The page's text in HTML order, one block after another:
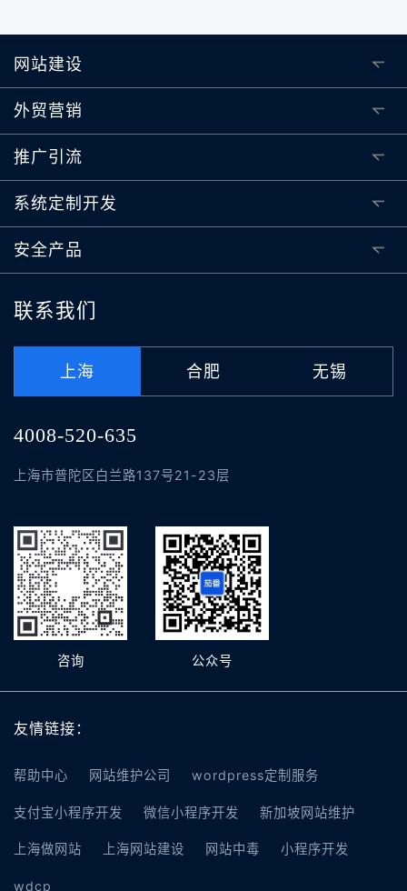
网站建设
外贸营销
推广引流
系统定制开发
安全产品
联系我们
上海 合肥 无锡
4008-520-635
上海市普陀区白兰路137号21-23层
咨询 公众号
友情链接：
帮助中心 网站维护公司 wordpress定制服务
支付宝小程序开发 微信小程序开发 新加坡网站维护
上海做网站 上海网站建设 网站中毒 小程序开发
wdcp